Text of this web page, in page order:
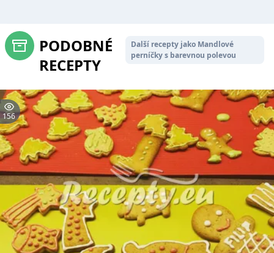
PODOBNÉ
RECEPTY
Další recepty jako Mandlové
perníčky s barevnou polevou
156